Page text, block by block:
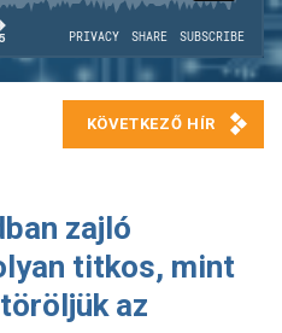
zajló
titkos, mint
az